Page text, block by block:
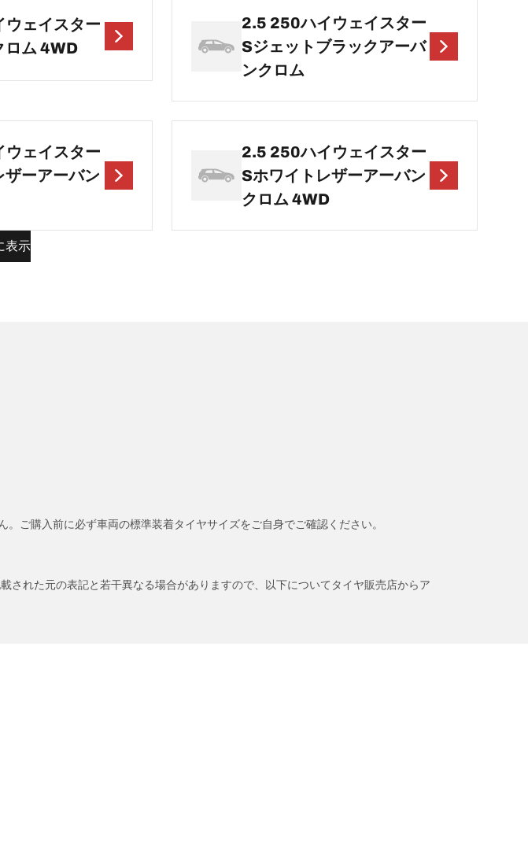
ェイスター
ロム 4WD
2.5 250ハイウェイスター
Sジェットブラックアーバ
ンクロム
ェイスター
ザーアーバン
2.5 250ハイウェイスター
Sホワイトレザーアーバン
クロム 4WD
表示
ご購入前に必ず車両の標準装着タイヤサイズをご自身でご確認ください。
れた元の表記と若干異なる場合がありますので、以下についてタイヤ販売店からア